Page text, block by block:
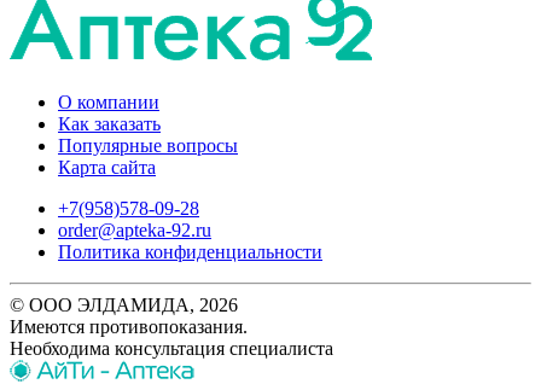
О компании
Как заказать
Популярные вопросы
Карта сайта
+7(958)578-09-28
order@apteka-92.ru
Политика конфиденциальности
© ООО ЭЛДАМИДА, 2026
Имеются противопоказания.
Необходима консультация специалиста